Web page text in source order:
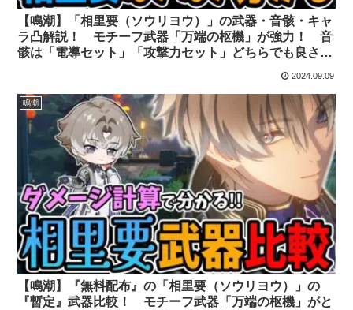
【鳴潮】「相里要（ソウリヨウ）」の武器・音骸・キャ
ラ凸解説！ モチーフ武器「万端の枢機」が強力！ 音
骸は「電導セット」「攻撃力セット」どちらでも良さそ
2024.09.09
鳴潮
【鳴潮】『無料配布』の「相里要（ソウリヨウ）」の
『暫定』武器比較！ モチーフ武器「万端の枢機」がと